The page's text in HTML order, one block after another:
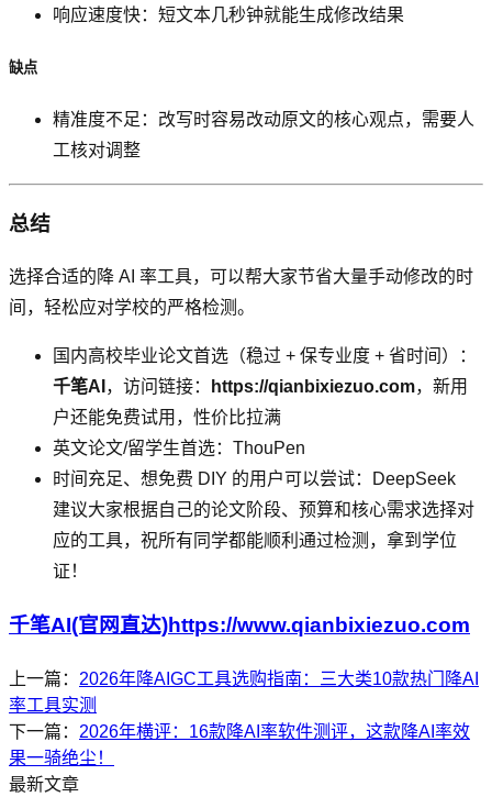
响应速度快：短文本几秒钟就能生成修改结果
缺点
精准度不足：改写时容易改动原文的核心观点，需要人
工核对调整
总结
选择合适的降 AI 率工具，可以帮大家节省大量手动修改的时
间，轻松应对学校的严格检测。
国内高校毕业论文首选（稳过 + 保专业度 + 省时间）：
千笔AI ，访问链接： https://qianbixiezuo.com，新用
户还能免费试用，性价比拉满
英文论文/留学生首选：ThouPen
时间充足、想免费 DIY 的用户可以尝试：DeepSeek
建议大家根据自己的论文阶段、预算和核心需求选择对
应的工具，祝所有同学都能顺利通过检测，拿到学位
证！
千笔AI(官网直达)https://www.qianbixiezuo.com
上一篇： 2026年降AIGC工具选购指南：三大类10款热门降AI
率工具实测
下一篇： 2026年横评：16款降AI率软件测评，这款降AI率效
果一骑绝尘！
最新文章